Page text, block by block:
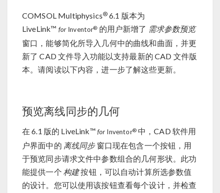
COMSOL Multiphysics® 6.1 版本为
LiveLink™ forInventor® 的用户新增了 需求参数预览
窗口，能够简化所导入几何中的曲线和曲面，并更
新了 CAD 文件导入功能以支持最新的 CAD 文件版
本。请阅读以下内容，进一步了解这些更新。
预览离线同步的几何
在 6.1 版的 LiveLink™ for Inventor®中，CAD 软件用
户界面中的 离线同步窗口现在包含一个按钮，用
于预览同步请求文件中参数组合的几何形状。此功
能提供一个 构建按钮，可以自动计算所选参数值
的设计。您可以使用该按钮查看每个设计，并检查